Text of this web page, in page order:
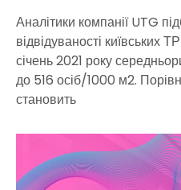
Аналітики компанії UTG
відвідуваності київських
січень 2021 року
до 516 осіб/1000 м2.
становить